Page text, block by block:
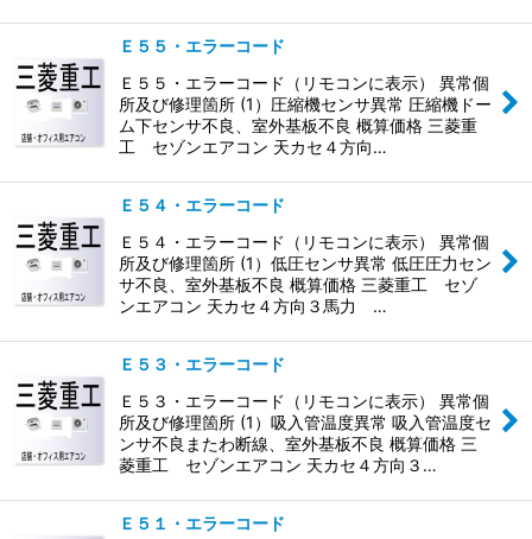
Ｅ５５・エラーコード
Ｅ５５・エラーコード（リモコンに表示） 異常個
所及び修理箇所 (1）圧縮機センサ異常 圧縮機ドー
ム下センサ不良、室外基板不良 概算価格 三菱重
工 セゾンエアコン 天カセ４方向…
Ｅ５４・エラーコード
Ｅ５４・エラーコード（リモコンに表示） 異常個
所及び修理箇所 (1）低圧センサ異常 低圧圧力セン
サ不良、室外基板不良 概算価格 三菱重工 セゾ
ンエアコン 天カセ４方向３馬力 …
Ｅ５３・エラーコード
Ｅ５３・エラーコード（リモコンに表示） 異常個
所及び修理箇所 (1）吸入管温度異常 吸入管温度セ
ンサ不良またわ断線、室外基板不良 概算価格 三
菱重工 セゾンエアコン 天カセ４方向３…
Ｅ５１・エラーコード